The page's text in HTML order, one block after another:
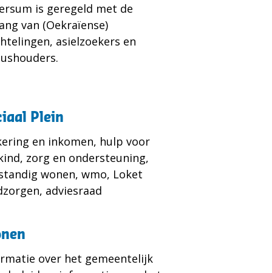
is geregeld met de
van (Oekraïense)
asielzoekers en
Plein
en inkomen, hulp voor
zorg en ondersteuning,
wonen, wmo, Loket
adviesraad
over het gemeentelijk